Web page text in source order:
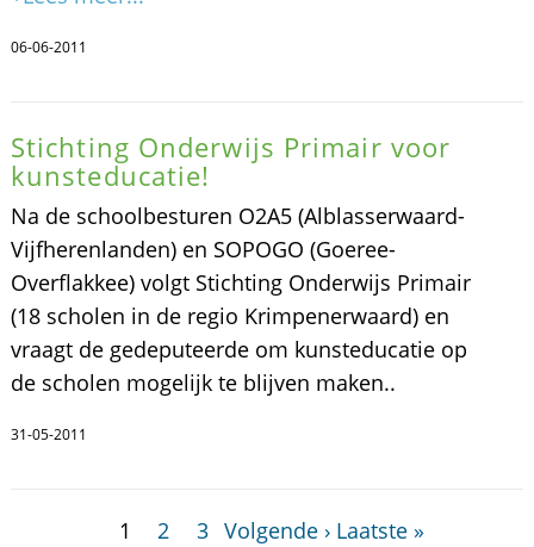
06-06-2011
Stichting Onderwijs Primair voor
kunsteducatie!
Na de schoolbesturen O2A5 (Alblasserwaard-
Vijfherenlanden) en SOPOGO (Goeree-
Overflakkee) volgt Stichting Onderwijs Primair
(18 scholen in de regio Krimpenerwaard) en
vraagt de gedeputeerde om kunsteducatie op
de scholen mogelijk te blijven maken..
31-05-2011
1 2 3 Volgende › Laatste »